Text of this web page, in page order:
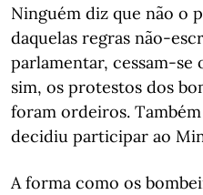
Ninguém diz que não o
daquelas regras não-
parlamentar, cessam-se
sim, os protestos dos
foram ordeiros. Também
decidiu participar ao
A forma como os